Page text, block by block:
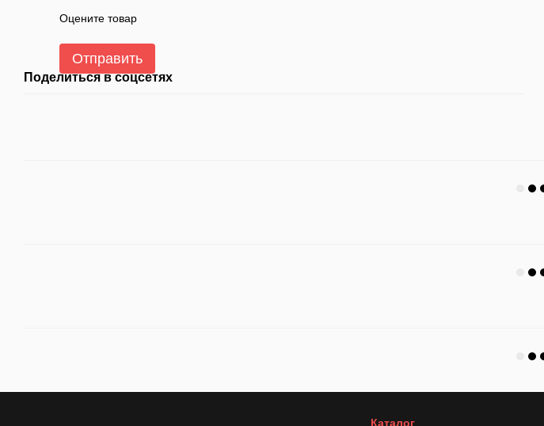
Оцените товар
Отправить
Поделиться в соцсетях
Каталог